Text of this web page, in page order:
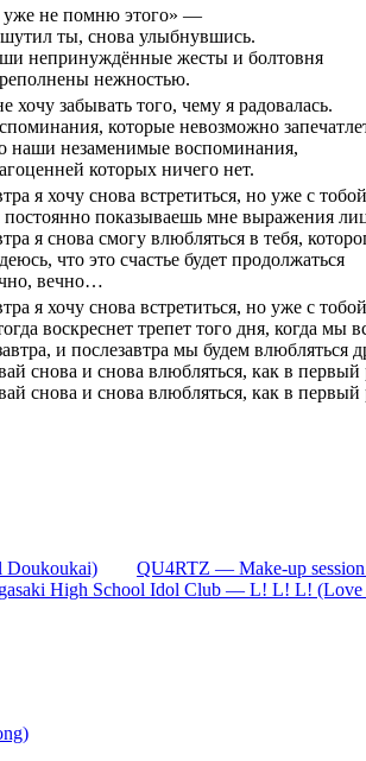
не помню этого» —
ты, снова улыбнувшись.
непринуждённые жесты и болтовня
нежностью.
хочу забывать того, чему я радовалась.
которые невозможно
наши незаменимые воспоминания,
которых ничего нет.
я хочу снова встретиться, но уже с
показываешь мне выражения
я снова смогу влюбляться в тебя,
что это счастье будет продолжаться
вечно…
я хочу снова встретиться, но уже с
воскреснет трепет того дня, когда мы
и послезавтра мы будем влюбляться
снова и снова влюбляться, как в первый
снова и снова влюбляться, как в первый
Doukoukai)
QU4RTZ — Make-up
High School Idol Club — L! L! L! (Love